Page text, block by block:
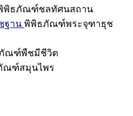
พิธภัณฑ์ชลทัศนสถาน
ฐาน พิพิธภัณฑ์พระจุฑาธุช
ณฑ์พืชมีชีวิต
ณฑ์สมุนไพร